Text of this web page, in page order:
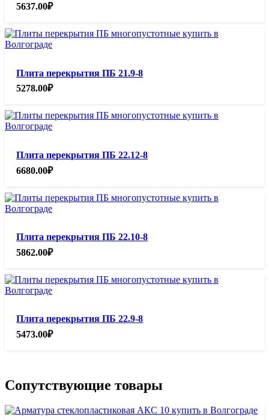
5637.00₽
Плита перекрытия ПБ 21.9-8
5278.00₽
Плита перекрытия ПБ 22.12-8
6680.00₽
Плита перекрытия ПБ 22.10-8
5862.00₽
Плита перекрытия ПБ 22.9-8
5473.00₽
Сопутствующие товары